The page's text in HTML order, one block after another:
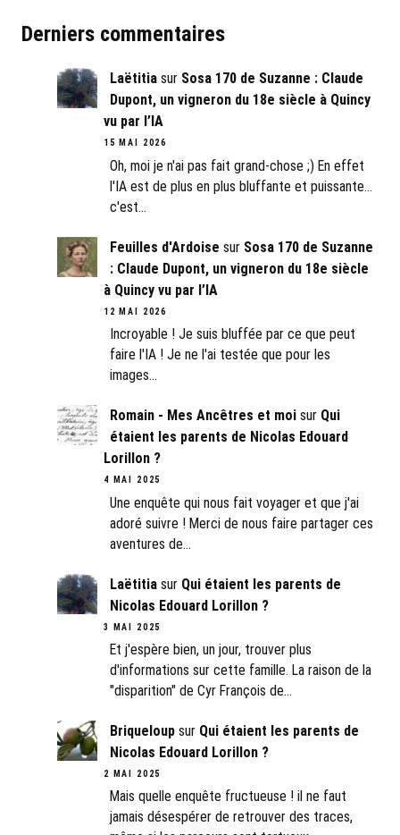
Derniers commentaires
Laëtitiasur Sosa 170 de Suzanne : Claude
Dupont, un vigneron du 18e siècle à Quincy
vu par l’IA
15 MAI 2026
Oh, moi je n'ai pas fait grand-chose ;) En effet
l'IA est de plus en plus bluffante et puissante...
c'est…
Feuilles d'Ardoise sur Sosa 170 de Suzanne
: Claude Dupont, un vigneron du 18e siècle
à Quincy vu par l’IA
12 MAI 2026
Incroyable ! Je suis bluffée par ce que peut
faire l'IA ! Je ne l'ai testée que pour les
images…
Romain - Mes Ancêtres et moisur Qui
étaient les parents de Nicolas Edouard
Lorillon ?
4 MAI 2025
Une enquête qui nous fait voyager et que j'ai
adoré suivre ! Merci de nous faire partager ces
aventures de…
Laëtitiasur Qui étaient les parents de
Nicolas Edouard Lorillon ?
3 MAI 2025
Et j'espère bien, un jour, trouver plus
d'informations sur cette famille. La raison de la
"disparition" de Cyr François de…
Briqueloupsur Qui étaient les parents de
Nicolas Edouard Lorillon ?
2 MAI 2025
Mais quelle enquête fructueuse ! il ne faut
jamais désespérer de retrouver des traces,